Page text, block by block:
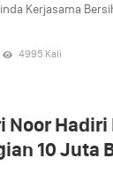
Kerjasama
4995 Kali
Noor Hadiri
10 Juta